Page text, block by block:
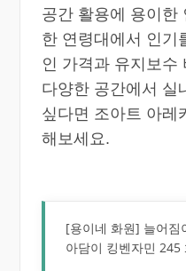
공간 활용에 용이한
한 연령대에서 인기
인 가격과 유지보수
다양한 공간에서 실
싶다면 조아트 아레
해보세요.
[용이네 화원] 늘어짐
아담이 킹벤자민 245